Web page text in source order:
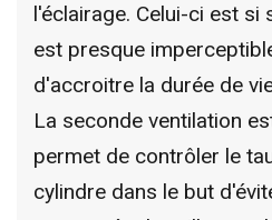
l'éclairage. Celui-ci est si
est presque
d'accroitre la durée de
La seconde ventilation
permet de contrôler le
cylindre dans le but